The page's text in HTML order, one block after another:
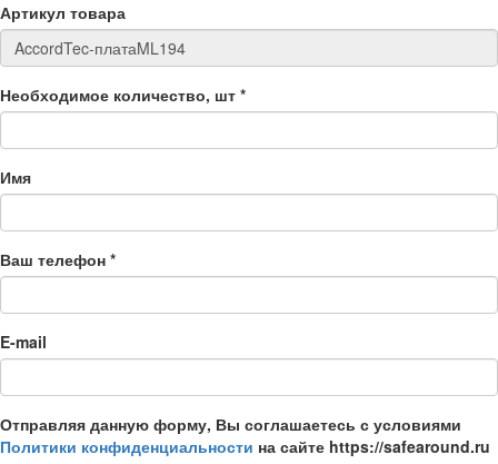
Артикул товара
Необходимое количество, шт *
Имя
Ваш телефон *
E-mail
Отправляя данную форму, Вы соглашаетесь с условиями
Политики конфиденциальности на сайте https://safearound.ru